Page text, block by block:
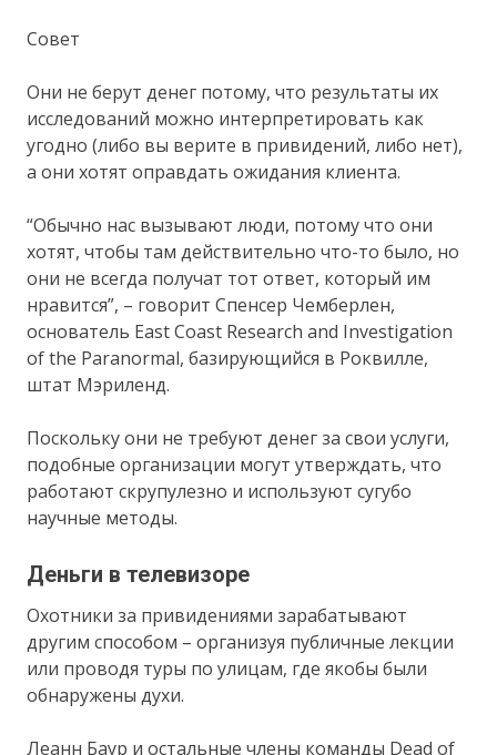
Совет
Они не берут денег потому, что результаты их
исследований можно интерпретировать как
угодно (либо вы верите в привидений, либо нет),
а они хотят оправдать ожидания клиента.
“Обычно нас вызывают люди, потому что они
хотят, чтобы там действительно что-то было, но
они не всегда получат тот ответ, который им
нравится”, – говорит Спенсер Чемберлен,
основатель East Coast Research and Investigation
of the Paranormal, базирующийся в Роквилле,
штат Мэриленд.
Поскольку они не требуют денег за свои услуги,
подобные организации могут утверждать, что
работают скрупулезно и используют сугубо
научные методы.
Деньги в телевизоре
Охотники за привидениями зарабатывают
другим способом – организуя публичные лекции
или проводя туры по улицам, где якобы были
обнаружены духи.
Леанн Баур и остальные члены команды Dead of